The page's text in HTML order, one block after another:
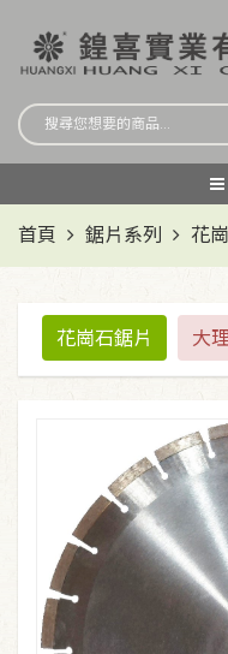
首頁 鋸片系列 花
花崗石鋸片 大